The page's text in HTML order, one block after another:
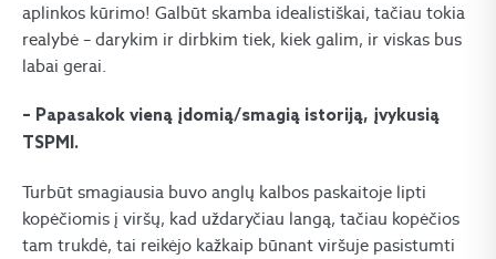
aplinkos kūrimo! Galbūt skamba idealistiškai, tačiau tokia
realybė – darykim ir dirbkim tiek, kiek galim, ir viskas bus
labai gerai.
– Papasakok vieną įdomią/smagią istoriją, įvykusią
TSPMI.
Turbūt smagiausia buvo anglų kalbos paskaitoje lipti
kopėčiomis į viršų, kad uždaryčiau langą, tačiau kopėčios
tam trukdė, tai reikėjo kažkaip būnant viršuje pasistumti